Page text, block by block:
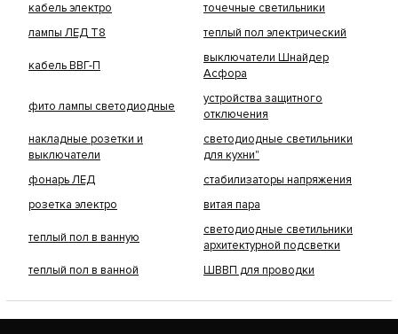
кабель электро
точечные светильники
лампы ЛЕД Т8
теплый пол электрический
кабель ВВГ-П
выключатели Шнайдер
Асфора
фито лампы светодиодные
устройства защитного
отключения
накладные розетки и
выключатели
светодиодные светильники
для кухни"
фонарь ЛЕД
стабилизаторы напряжения
розетка электро
витая пара
теплый пол в ванную
светодиодные светильники
архитектурной подсветки
теплый пол в ванной
ШВВП для проводки